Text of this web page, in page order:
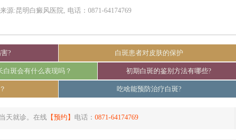
源:昆明白癜风医院, 电话：0871-64174769
? 白斑患者对皮肤的保护
白斑会有什么表现吗？ 初期白斑的鉴别方法有哪些?
吃啥能预防治疗白斑?
天就诊。在线 【预约】 电话： 0871-64174769